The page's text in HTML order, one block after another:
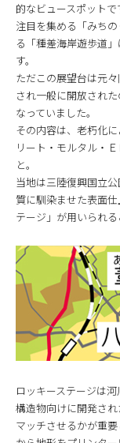
的なビュースポット
注目を集める「みち
る「種差海岸遊歩道
す。
ただこの展望台は元
され一般に開放され
なっていました。
その内容は、老朽化
リート・モルタル・
と。
当地は三陸復興国立
質に馴染ませた表面
テージ」が用いられる
ロッキーステージは
構造物向けに開発さ
マッチさせるかが重